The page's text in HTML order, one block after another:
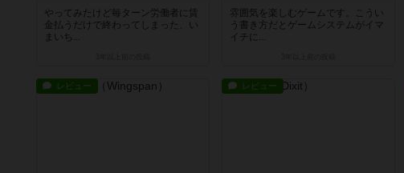
やってみたけど毎ターン労働者に賃
金払うだけで終わってしまった、い
まいち...
雰囲気を楽しむゲームです。こうい
う書き方だとゲームシステムがイマ
イチに...
レビュー レビュー